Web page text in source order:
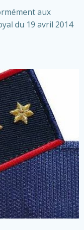
aux
du 19 avril 2014